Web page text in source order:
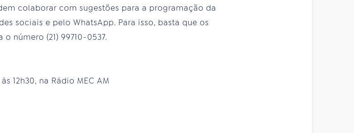
colaborar com sugestões para a programação da
sociais e pelo WhatsApp. Para isso, basta que os
número (21) 99710-0537.
12h30, na Rádio MEC AM